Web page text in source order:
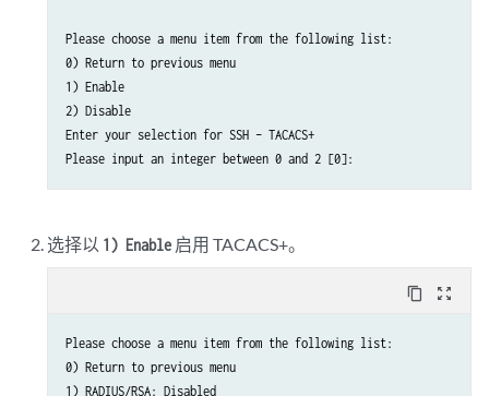
Please choose a menu item from the following list:
0) Return to previous menu
1) Enable
2) Disable
Enter your selection for SSH – TACACS+
Please input an integer between 0 and 2 [0]:
选择以 1) Enable 启用 TACACS+。
content_copy zoom_out_map
Please choose a menu item from the following list:
0) Return to previous menu
1) RADIUS/RSA: Disabled